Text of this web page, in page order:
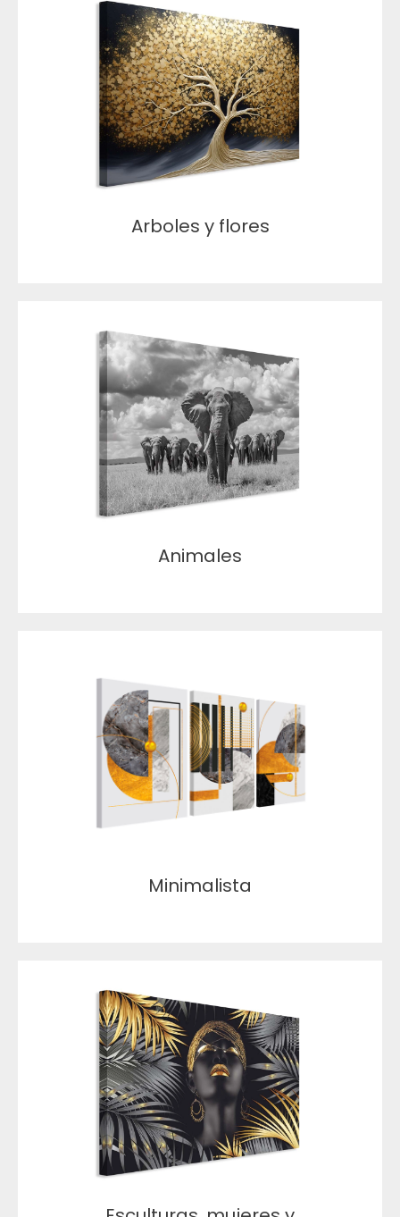
Arboles y flores
Animales
Minimalista